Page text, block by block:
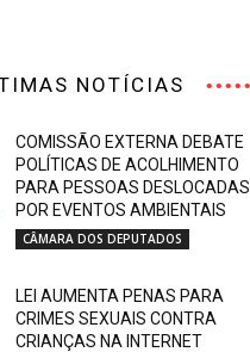
NOTÍCIAS
COMISSÃO EXTERNA DEBATE
POLÍTICAS DE ACOLHIMENTO
PARA PESSOAS DESLOCADAS
POR EVENTOS AMBIENTAIS
CÂMARA DOS DEPUTADOS
LEI AUMENTA PENAS PARA
CRIMES SEXUAIS CONTRA
CRIANÇAS NA INTERNET